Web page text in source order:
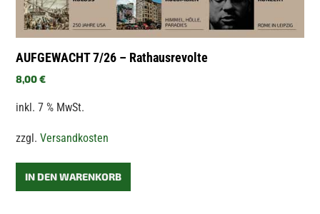
AUFGEWACHT 7/26 – Rathausrevolte
8,00€
inkl. 7 % MwSt.
zzgl.Versandkosten
IN DEN WARENKORB